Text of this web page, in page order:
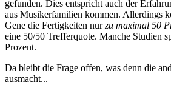
gefunden. Dies entspricht auch der
aus Musikerfamilien kommen. Allerdings
Gene die Fertigkeiten nurzu maximal 50
eine 50/50 Trefferquote. Manche Studien
Prozent.
Da bleibt die Frage offen, was denn die
ausmacht...